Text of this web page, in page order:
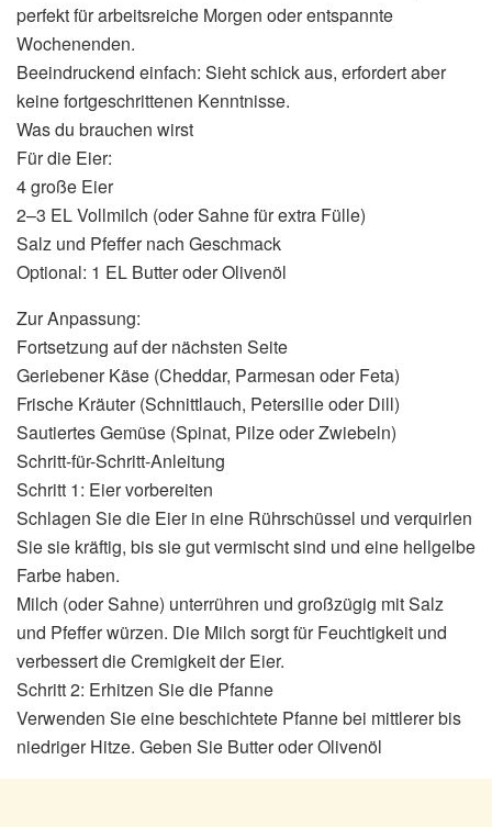
perfekt für arbeitsreiche Morgen oder entspannte
Wochenenden.
Beeindruckend einfach: Sieht schick aus, erfordert aber
keine fortgeschrittenen Kenntnisse.
Was du brauchen wirst
Für die Eier:
4 große Eier
2–3 EL Vollmilch (oder Sahne für extra Fülle)
Salz und Pfeffer nach Geschmack
Optional: 1 EL Butter oder Olivenöl
Zur Anpassung:
Fortsetzung auf der nächsten Seite
Geriebener Käse (Cheddar, Parmesan oder Feta)
Frische Kräuter (Schnittlauch, Petersilie oder Dill)
Sautiertes Gemüse (Spinat, Pilze oder Zwiebeln)
Schritt-für-Schritt-Anleitung
Schritt 1: Eier vorbereiten
Schlagen Sie die Eier in eine Rührschüssel und verquirlen
Sie sie kräftig, bis sie gut vermischt sind und eine hellgelbe
Farbe haben.
Milch (oder Sahne) unterrühren und großzügig mit Salz
und Pfeffer würzen. Die Milch sorgt für Feuchtigkeit und
verbessert die Cremigkeit der Eier.
Schritt 2: Erhitzen Sie die Pfanne
Verwenden Sie eine beschichtete Pfanne bei mittlerer bis
niedriger Hitze. Geben Sie Butter oder Olivenöl